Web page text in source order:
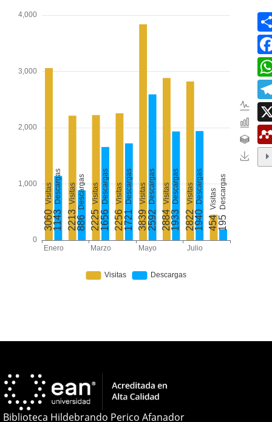
Biblioteca Hildebrando Perico Afanador